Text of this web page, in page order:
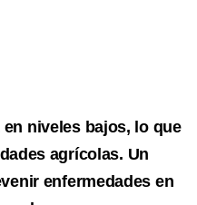
niveles bajos, lo que
agrícolas. Un
enfermedades en